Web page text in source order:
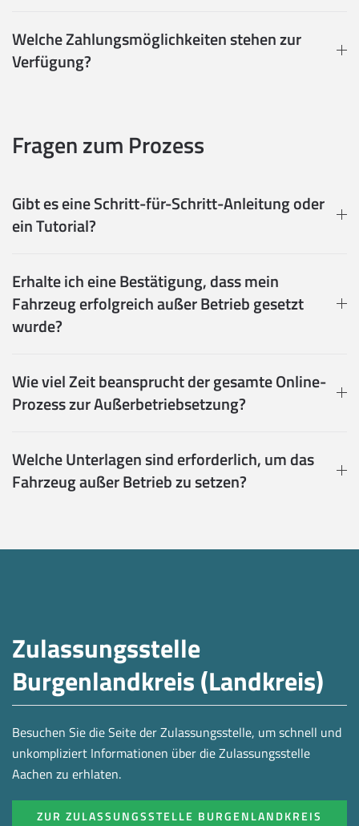
Welche Zahlungsmöglichkeiten stehen zur
Verfügung?
Fragen zum Prozess
Gibt es eine Schritt-für-Schritt-Anleitung oder
ein Tutorial?
Erhalte ich eine Bestätigung, dass mein
Fahrzeug erfolgreich außer Betrieb gesetzt
wurde?
Wie viel Zeit beansprucht der gesamte Online-
Prozess zur Außerbetriebsetzung?
Welche Unterlagen sind erforderlich, um das
Fahrzeug außer Betrieb zu setzen?
Zulassungsstelle
Burgenlandkreis (Landkreis)
Besuchen Sie die Seite der Zulassungsstelle, um schnell und
unkompliziert Informationen über die Zulassungsstelle
Aachen zu erhlaten.
ZUR ZULASSUNGSSTELLE BURGENLANDKREIS